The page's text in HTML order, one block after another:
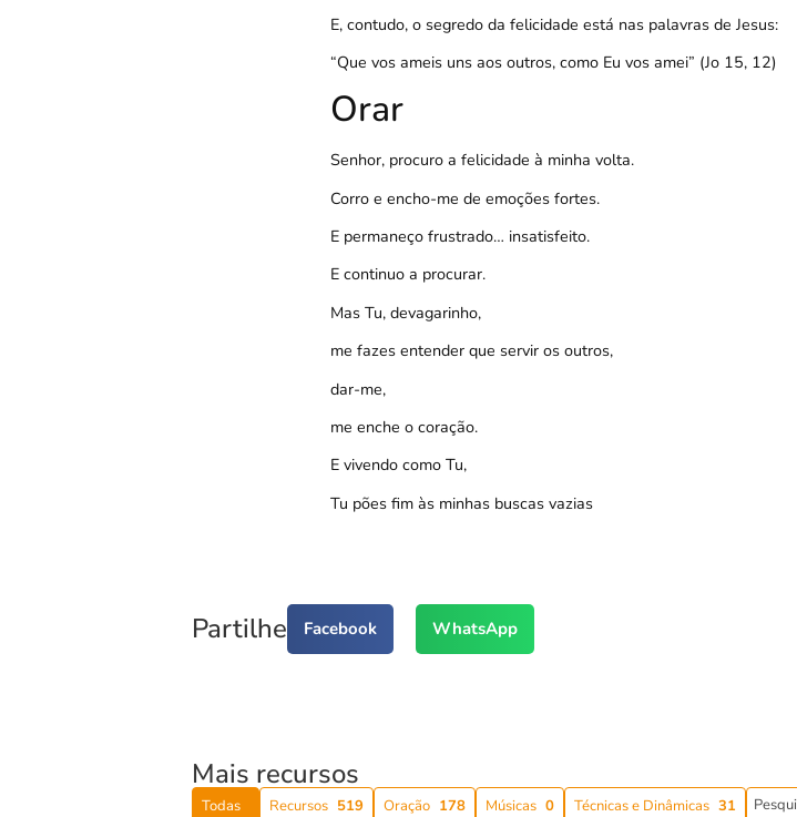
E, contudo, o segredo da felicidade está nas palavras de Jesus:
“Que vos ameis uns aos outros, como Eu vos amei” (Jo 15, 12)
Orar
Senhor, procuro a felicidade à minha volta.
Corro e encho-me de emoções fortes.
E permaneço frustrado… insatisfeito.
E continuo a procurar.
Mas Tu, devagarinho,
me fazes entender que servir os outros,
dar-me,
me enche o coração.
E vivendo como Tu,
Tu pões fim às minhas buscas vazias
Partilhe Facebook WhatsApp
Mais recursos
Todas Recursos 519 Oração 178 Músicas 0 Técnicas e Dinâmicas 31